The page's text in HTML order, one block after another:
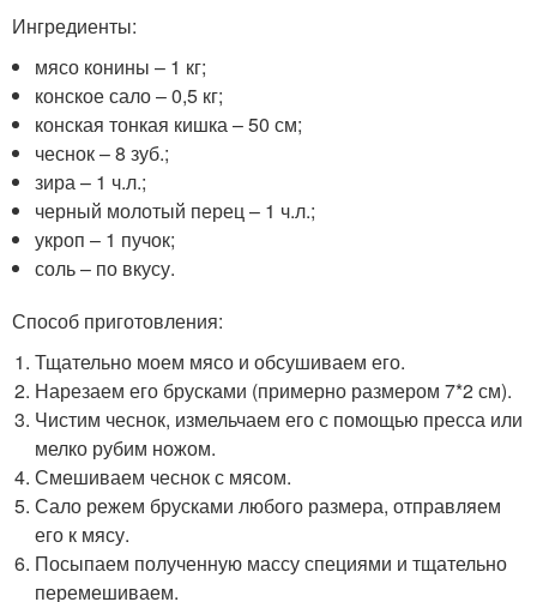
Ингредиенты:
мясо конины – 1 кг;
конское сало – 0,5 кг;
конская тонкая кишка – 50 см;
чеснок – 8 зуб.;
зира – 1 ч.л.;
черный молотый перец – 1 ч.л.;
укроп – 1 пучок;
соль – по вкусу.
Способ приготовления:
Тщательно моем мясо и обсушиваем его.
Нарезаем его брусками (примерно размером 7*2 см).
Чистим чеснок, измельчаем его с помощью пресса или
мелко рубим ножом.
Смешиваем чеснок с мясом.
Сало режем брусками любого размера, отправляем
его к мясу.
Посыпаем полученную массу специями и тщательно
перемешиваем.